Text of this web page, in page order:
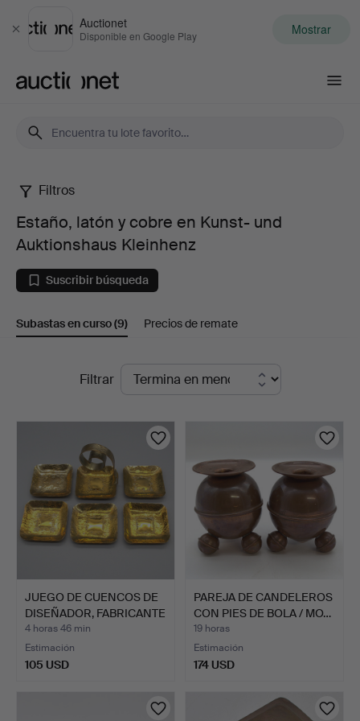
Cerrar
Auctionet
Disponible en Google Play Mostrar
Estaño,
latón
cobre
und
Auktionshaus
Kleinhenz
Filtros
Estaño, latón y cobre en Kunst- und
Auktionshaus Kleinhenz
Suscribir búsqueda
Subastas en curso(9) Precios de remate
SubastasFiltrar
JUEGO DE CUENCOS DE
DISEÑADOR, FABRICANTE
…
4 horas 46 min
Estimación
105 USD
PAREJA DE CANDELEROS
CON PIES DE BOLA / MO…
19 horas
Estimación
174 USD